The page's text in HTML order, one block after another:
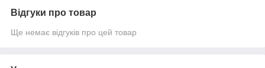
Відгуки про товар
Ще немає відгуків про цей товар